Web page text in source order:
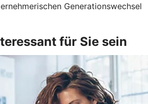
Generationswechsel
für Sie sein